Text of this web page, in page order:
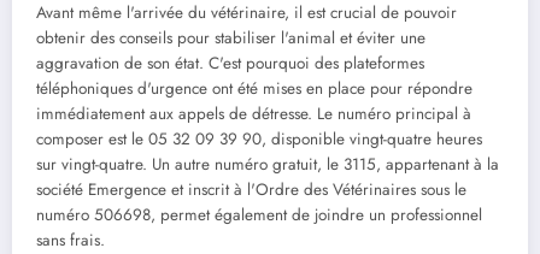
Avant même l'arrivée du vétérinaire, il est crucial de pouvoir
obtenir des conseils pour stabiliser l'animal et éviter une
aggravation de son état. C'est pourquoi des plateformes
téléphoniques d'urgence ont été mises en place pour répondre
immédiatement aux appels de détresse. Le numéro principal à
composer est le 05 32 09 39 90, disponible vingt-quatre heures
sur vingt-quatre. Un autre numéro gratuit, le 3115, appartenant à la
société Emergence et inscrit à l'Ordre des Vétérinaires sous le
numéro 506698, permet également de joindre un professionnel
sans frais.